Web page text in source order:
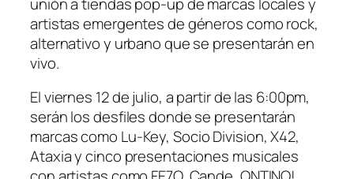
artistas emergentes de géneros como rock,
alternativo y urbano que se presentarán en
vivo.
El viernes 12 de julio, a partir de las 6:00pm,
serán los desfiles donde se presentarán
marcas como Lu-Key, Socio Division, X42,
Ataxia y cinco presentaciones musicales